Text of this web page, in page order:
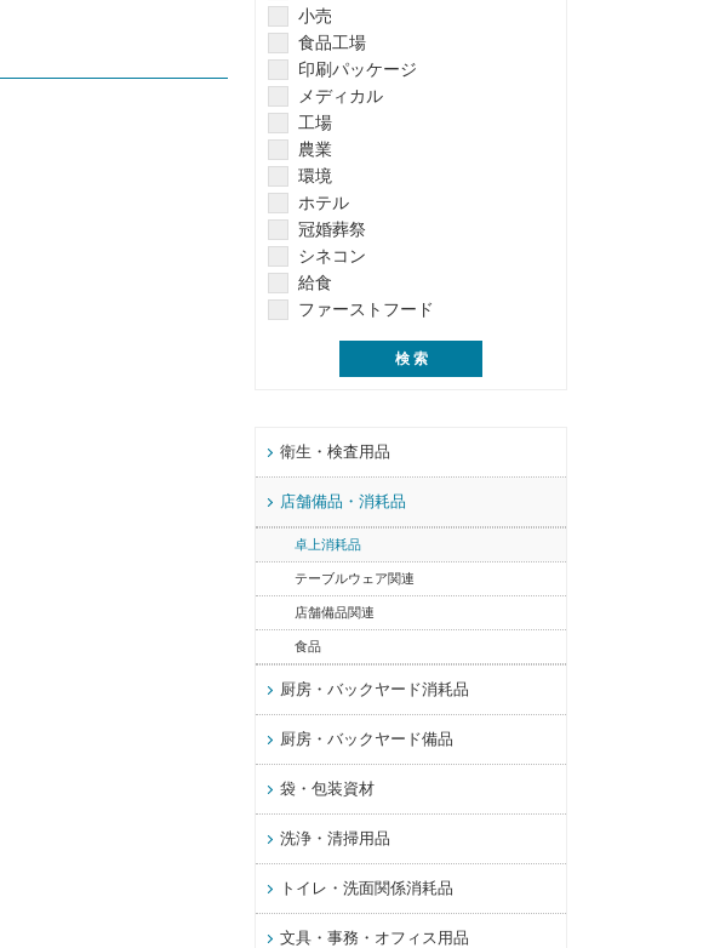
小売
食品工場
印刷パッケージ
メディカル
工場
農業
環境
ホテル
冠婚葬祭
シネコン
給食
ファーストフード
衛生・検査用品
店舗備品・消耗品
卓上消耗品
テーブルウェア関連
店舗備品関連
食品
厨房・バックヤード消耗品
厨房・バックヤード備品
袋・包装資材
洗浄・清掃用品
トイレ・洗面関係消耗品
文具・事務・オフィス用品